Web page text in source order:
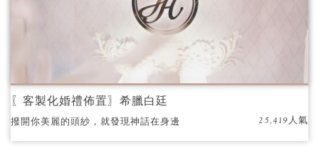
〖客製化婚禮佈置〗希臘白廷
撥開你美麗的頭紗，就發現神話在身邊 25,419人氣